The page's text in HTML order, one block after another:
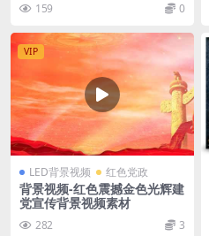
159 0
VIP
LED背景视频 红色党政
背景视频-红色震撼金色光辉建
党宣传背景视频素材
282 3